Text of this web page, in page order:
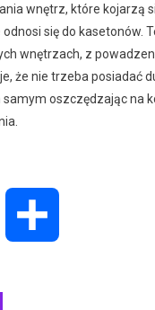
wnętrz, które kojarzą
się do kasetonów.
wnętrzach, z
że nie trzeba posiadać
oszczędzając na
Pinterest